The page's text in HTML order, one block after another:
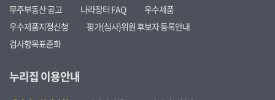
무주부동산 공고 나라장터 FAQ
우수제품
우수제품지정신청
평가(심사)위원 후보자 등록안내
검사항목표준화
누리집 이용안내